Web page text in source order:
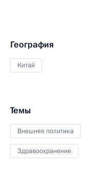
География
Китай
Темы
Внешняя политика
Здравоохранение